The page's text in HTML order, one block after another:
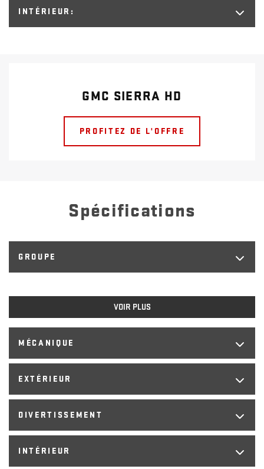
INTÉRIEUR:
GMC SIERRA HD
PROFITEZ DE L'OFFRE
Spécifications
GROUPE
VOIR PLUS
MÉCANIQUE
EXTÉRIEUR
DIVERTISSEMENT
INTÉRIEUR